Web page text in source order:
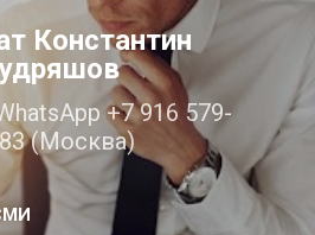
контенту
Константин
+7 916 579-
(Москва)